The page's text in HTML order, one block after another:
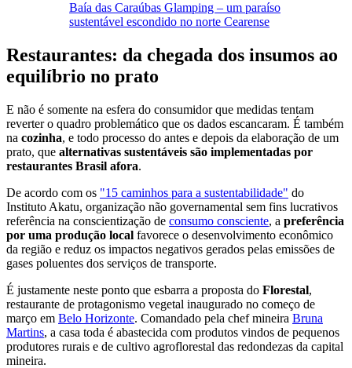
Baía das Caraúbas Glamping – um paraíso
sustentável escondido no norte Cearense
Restaurantes: da chegada dos insumos ao
equilíbrio no prato
E não é somente na esfera do consumidor que medidas tentam
reverter o quadro problemático que os dados escancaram. É também
na cozinha, e todo processo do antes e depois da elaboração de um
prato, que alternativas sustentáveis são implementadas por
restaurantes Brasil afora.
De acordo com os "15 caminhos para a sustentabilidade" do
Instituto Akatu, organização não governamental sem fins lucrativos
referência na conscientização de consumo consciente, a preferência
por uma produção local favorece o desenvolvimento econômico
da região e reduz os impactos negativos gerados pelas emissões de
gases poluentes dos serviços de transporte.
É justamente neste ponto que esbarra a proposta do Florestal,
restaurante de protagonismo vegetal inaugurado no começo de
março em Belo Horizonte. Comandado pela chef mineira Bruna
Martins, a casa toda é abastecida com produtos vindos de pequenos
produtores rurais e de cultivo agroflorestal das redondezas da capital
mineira.